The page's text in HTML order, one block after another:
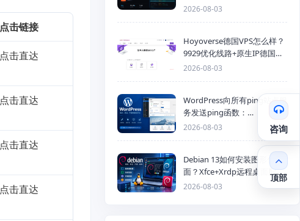
点击链接
点击直达
点击直达
点击直达
点击直达
起，4GB内存优惠套餐
2026-08-03
Hoyoverse德国VPS怎么样？
9929优化线路+原生IP德国
KVM VPS推荐
2026-08-03
WordPress向所有ping站点服
务发送ping函数：
generic_ping
2026-08-03
Debian 13如何安装图形化桌
面？Xfce+Xrdp远程桌面配置
教程
2026-08-03
咨询
顶部